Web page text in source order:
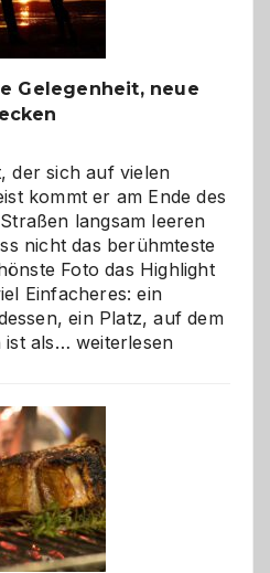
Gelegenheit, neue
der sich auf vielen
kommt er am Ende des
langsam leeren
nicht das berühmteste
Foto das Highlight
Einfacheres: ein
ein Platz, auf dem
ist als… Als
–
die
Gelegenheit,
neue
Reiseziele
zu
entdecken
weiterlesen